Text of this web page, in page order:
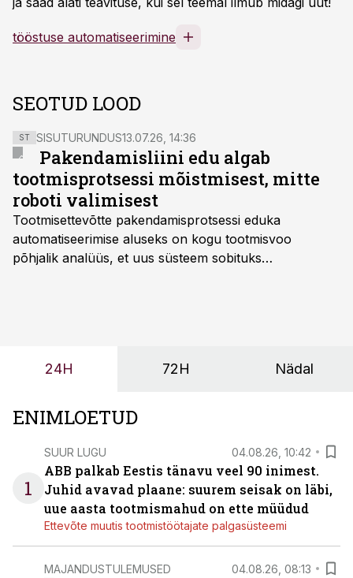
tööstuse automatiseerimine
SEOTUD LOOD
ST SISUTURUNDUS13.07.26, 14:36
Pakendamisliini edu algab
tootmisprotsessi mõistmisest, mitte
roboti valimisest
Tootmisettevõtte pakendamisprotsessi eduka
automatiseerimise aluseks on kogu tootmisvoo
põhjalik analüüs, et uus süsteem sobituks
OÜ tegevjuht Sander Mitendorf.
24H 72H Nädal
ENIMLOETUD
1
SUUR LUGU 04.08.26, 10:42
ABB palkab Eestis tänavu veel 90 inimest.
Juhid avavad plaane: suurem seisak on läbi,
uue aasta tootmismahud on ette müüdud
Ettevõte muutis tootmistöötajate palgasüsteemi
MAJANDUSTULEMUSED 04.08.26, 08:13